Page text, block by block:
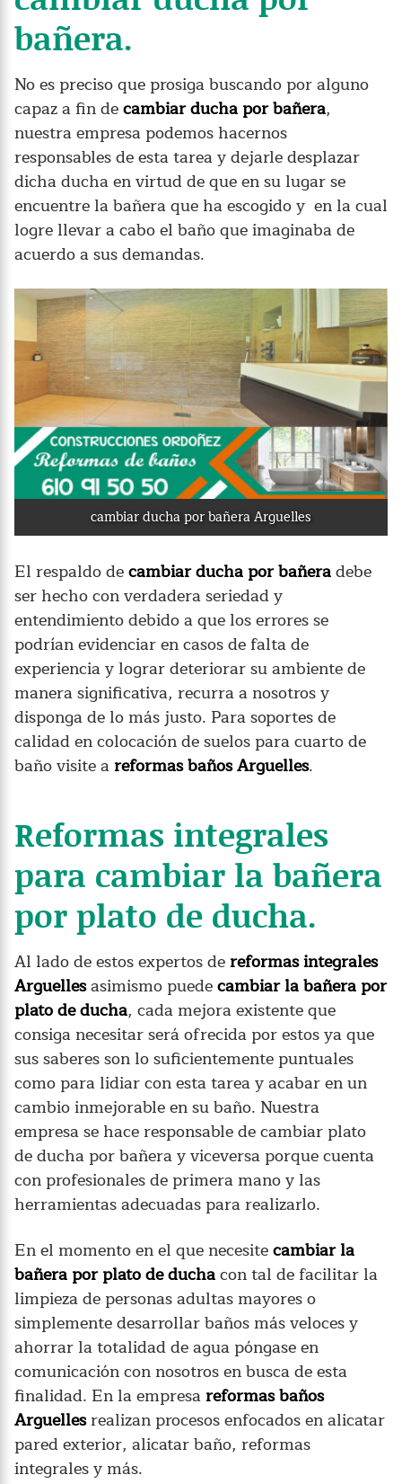
bañera.
No es preciso que prosiga buscando por alguno
capaz a fin decambiar ducha por bañera,
nuestra empresa podemos hacernos
responsables de esta tarea y dejarle desplazar
dicha ducha en virtud de que en su lugar se
encuentre la bañera que ha escogido y en la cual
logre llevar a cabo el baño que imaginaba de
acuerdo a sus demandas.
cambiar ducha por bañera Arguelles
El respaldo decambiar ducha por bañeradebe
ser hecho con verdadera seriedad y
entendimiento debido a que los errores se
podrían evidenciar en casos de falta de
experiencia y lograr deteriorar su ambiente de
manera significativa, recurra a nosotros y
disponga de lo más justo. Para soportes de
calidad en colocación de suelos para cuarto de
baño visite areformas baños Arguelles.
Reformas integrales
para cambiar la bañera
por plato de ducha.
Al lado de estos expertos dereformas integrales
Arguellesasimismo puedecambiar la bañera por
plato de ducha, cada mejora existente que
consiga necesitar será ofrecida por estos ya que
sus saberes son lo suficientemente puntuales
como para lidiar con esta tarea y acabar en un
cambio inmejorable en su baño. Nuestra
empresa se hace responsable de cambiar plato
de ducha por bañera y viceversa porque cuenta
con profesionales de primera mano y las
herramientas adecuadas para realizarlo.
En el momento en el que necesitecambiar la
bañera por plato de duchacon tal de facilitar la
limpieza de personas adultas mayores o
simplemente desarrollar baños más veloces y
ahorrar la totalidad de agua póngase en
comunicación con nosotros en busca de esta
finalidad. En la empresareformas baños
Arguellesrealizan procesos enfocados en alicatar
pared exterior, alicatar baño, reformas
integrales y más.